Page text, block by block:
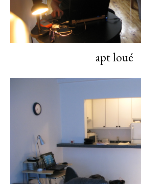
apt loué